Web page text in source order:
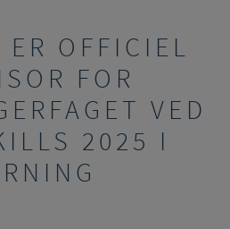
ER OFFICIEL
FOR
VED
2025 I